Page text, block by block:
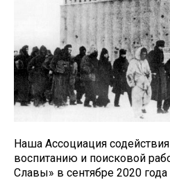
Наша Ассоциация
воспитанию и поисковой
Славы» в сентябре 2020